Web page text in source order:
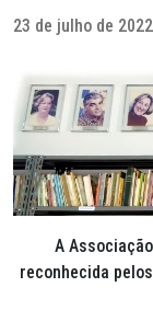
23 de julho de
A
reconhecida